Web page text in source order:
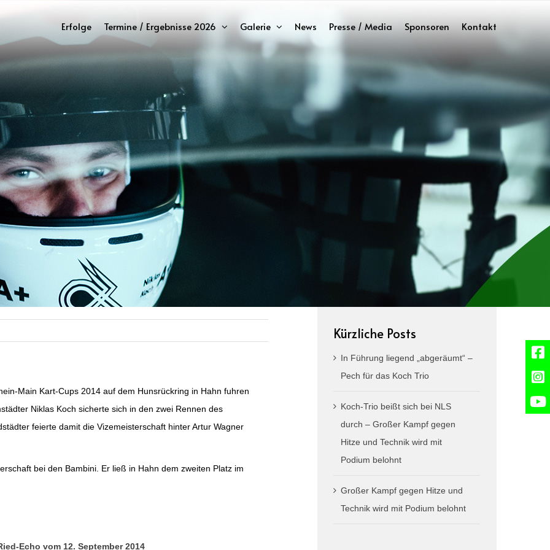
Erfolge Termine / Ergebnisse 2026 Galerie News Presse / Media Sponsoren Kontakt
Main Kart-Cups 2014 auf dem Hunsrückring in Hahn fuhren
Niklas Koch sicherte sich in den zwei Rennen des
feierte damit die Vizemeisterschaft hinter Artur Wagner
bei den Bambini. Er ließ in Hahn dem zweiten Platz im
Echo vom 12. September 2014
Kürzliche Posts
In Führung liegend „abgeräumt“ –
Pech für das Koch Trio
Koch-Trio beißt sich bei NLS
durch – Großer Kampf gegen
Hitze und Technik wird mit
Podium belohnt
Großer Kampf gegen Hitze und
Technik wird mit Podium belohnt